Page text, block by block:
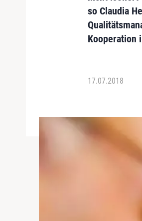
so Claudia
Kooperation
17.07.2018